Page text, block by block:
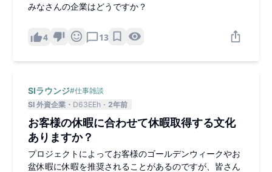
みなさんの企業はどうですか？
4 13
SIラウンジ#仕事雑談
SI 外資企業
D63EEh 2年前
お客様の休暇に合わせて休暇取得する文化
ありますか？
プロジェクトによってお客様のゴールデンウィークやお
盆休暇に休暇を推奨されることがあるのですが、皆さん